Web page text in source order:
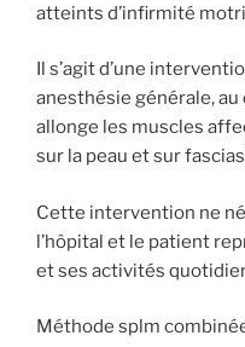
atteints d’infirmité
Il s’agit d’une
anesthésie générale,
allonge les muscles
sur la peau et sur
Cette intervention ne
l’hôpital et le patient
et ses activités
Méthode splm